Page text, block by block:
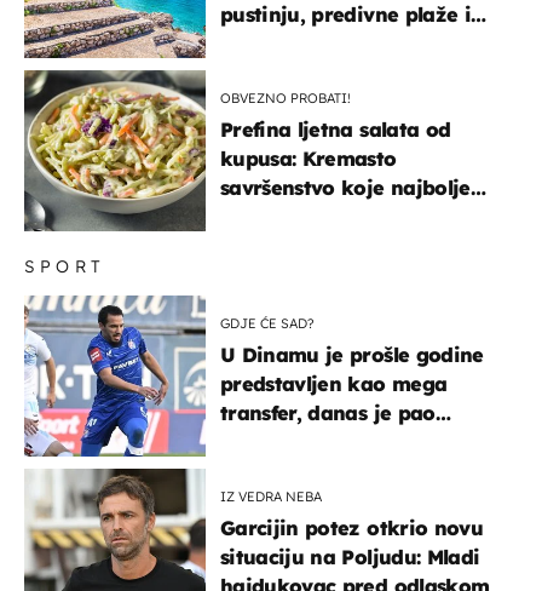
SPORT
GDJE ĆE SAD?
U Dinamu je prošle godine
predstavljen kao mega
transfer, danas je pao
IZ VEDRA NEBA
Garcijin potez otkrio novu
situaciju na Poljudu: Mladi
hajdukovac pred odlaskom
pustinju, predivne plaže i
OBVEZNO PROBATI!
Prefina ljetna salata od
kupusa: Kremasto
savršenstvo koje najbolje